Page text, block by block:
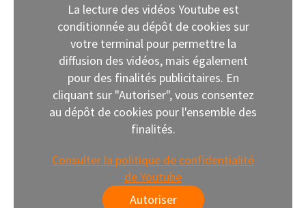
La lecture des vidéos Youtube est
conditionnée au dépôt de cookies sur
votre terminal pour permettre la
diffusion des vidéos, mais également
pour des finalités publicitaires. En
cliquant sur "Autoriser", vous consentez
au dépôt de cookies pour l'ensemble des
finalités.
Consulter la politique de confidentialité
de Youtube
Autoriser